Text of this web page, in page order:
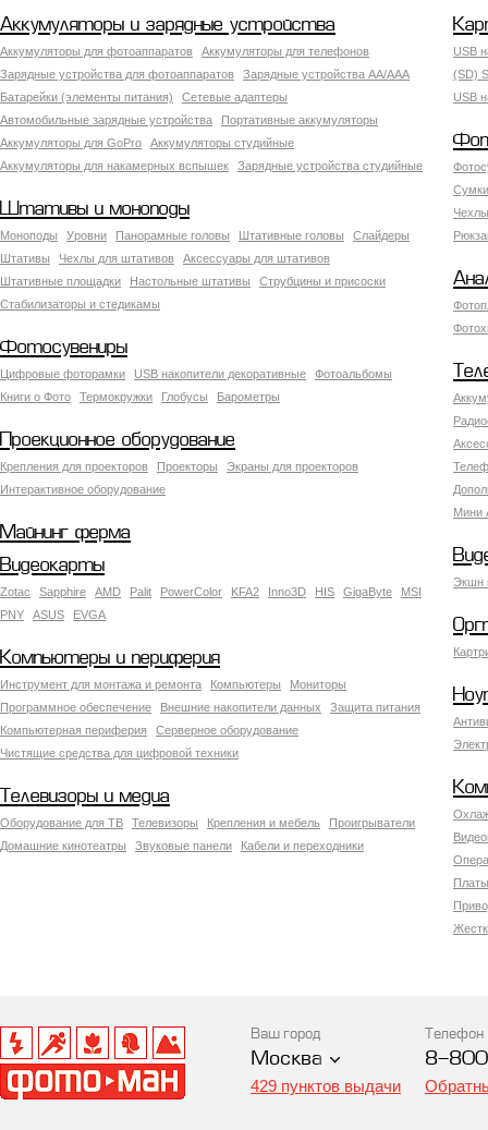
Аккумуляторы и зарядные устройства
Аккумуляторы для фотоаппаратов
Аккумуляторы для телефонов
Зарядные устройства для фотоаппаратов
Зарядные устройства AA/AAA
Батарейки (элементы питания)
Сетевые адаптеры
Автомобильные зарядные устройства
Портативные аккумуляторы
Аккумуляторы для GoPro
Аккумуляторы студийные
Аккумуляторы для накамерных вспышек
Зарядные устройства студийные
USB
(SD)
USB
Штативы и моноподы
Моноподы Уровни Панорамные головы Штативные головы
Слайдеры
Штативы
Чехлы для штативов
Аксессуары для штативов
Штативные площадки
Настольные штативы
Струбцины и присоски
Стабилизаторы и стедикамы
Фотосувениры
Цифровые фоторамки USB накопители декоративные
Фотоальбомы
Книги о Фото
Термокружки Глобусы Барометры
Мини
Проекционное оборудование
Крепления для проекторов Проекторы
Экраны для проекторов
Интерактивное оборудование
Майнинг ферма
Экшн
Видеокарты
Zotac Sapphire AMD Palit PowerColor KFA2 Inno3D HIS GigaByte
MSI
PNY
ASUS EVGA
Компьютеры и периферия
Инструмент для монтажа и ремонта Компьютеры
Мониторы
Программное обеспечение
Внешние накопители данных
Защита питания
Компьютерная периферия
Серверное оборудование
Чистящие средства для цифровой техники
Телевизоры и медиа
Оборудование для ТВ Телевизоры Крепления и мебель
Проигрыватели
Домашние кинотеатры
Звуковые панели Кабели и переходники
Ваш город
Москва
429 пунктов выдачи
Телефон
8-